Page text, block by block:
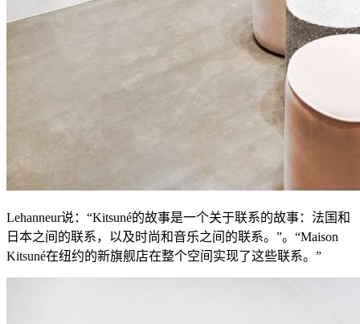
Lehanneur说：“Kitsuné的故事是一个关于联系的故事：法国和
日本之间的联系，以及时尚和音乐之间的联系。”。“Maison
Kitsuné在纽约的新旗舰店在整个空间实现了这些联系。”